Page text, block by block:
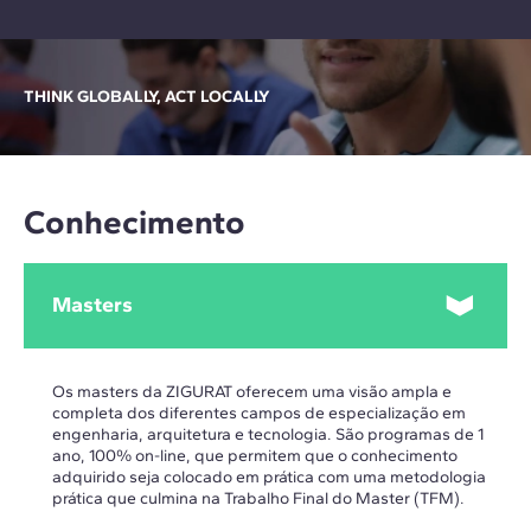
THINK GLOBALLY, ACT LOCALLY
Conhecimento
Masters
Os masters da ZIGURAT oferecem uma visão ampla e
completa dos diferentes campos de especialização em
engenharia, arquitetura e tecnologia. São programas de 1
ano, 100% on-line, que permitem que o conhecimento
adquirido seja colocado em prática com uma metodologia
prática que culmina na Trabalho Final do Master (TFM).